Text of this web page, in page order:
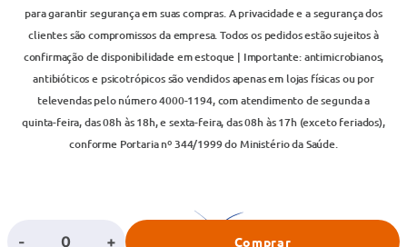
- + Comprar
para garantir segurança em suas compras. A privacidade e a segurança dos
clientes são compromissos da empresa. Todos os pedidos estão sujeitos à
confirmação de disponibilidade em estoque | Importante: antimicrobianos,
antibióticos e psicotrópicos são vendidos apenas em lojas físicas ou por
televendas pelo número 4000-1194, com atendimento de segunda a
quinta-feira, das 08h às 18h, e sexta-feira, das 08h às 17h (exceto feriados),
conforme Portaria nº 344/1999 do Ministério da Saúde.